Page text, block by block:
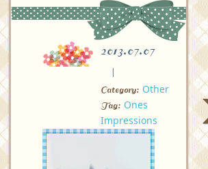
2013.07.07
Category: Other
Tag: Ones
Impressions